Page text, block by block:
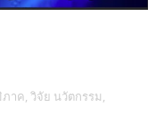
าค, วิจัย นวัตกรรม,